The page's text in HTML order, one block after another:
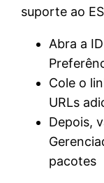
suporte ao
Abra a
Cole o
URLs
Depois,
pacotes